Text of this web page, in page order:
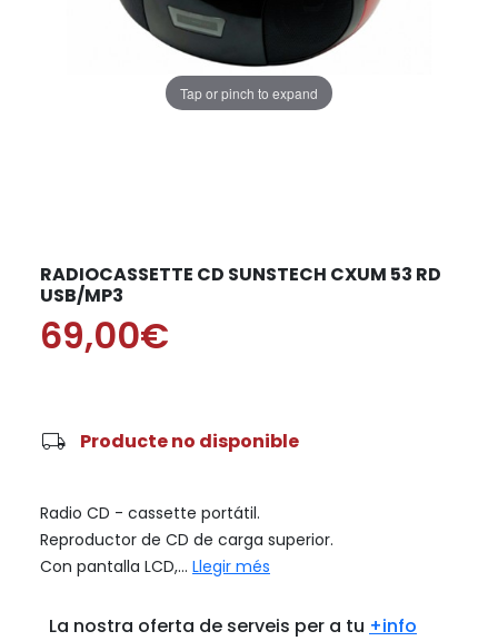
Tap or pinch to expand
RADIOCASSETTE CD SUNSTECH CXUM 53 RD
USB/MP3
69,00€
local_shipping Producte no disponible
Radio CD - cassette portátil.
Reproductor de CD de carga superior.
Con pantalla LCD,... Llegir més
La nostra oferta de serveis per a tu +info